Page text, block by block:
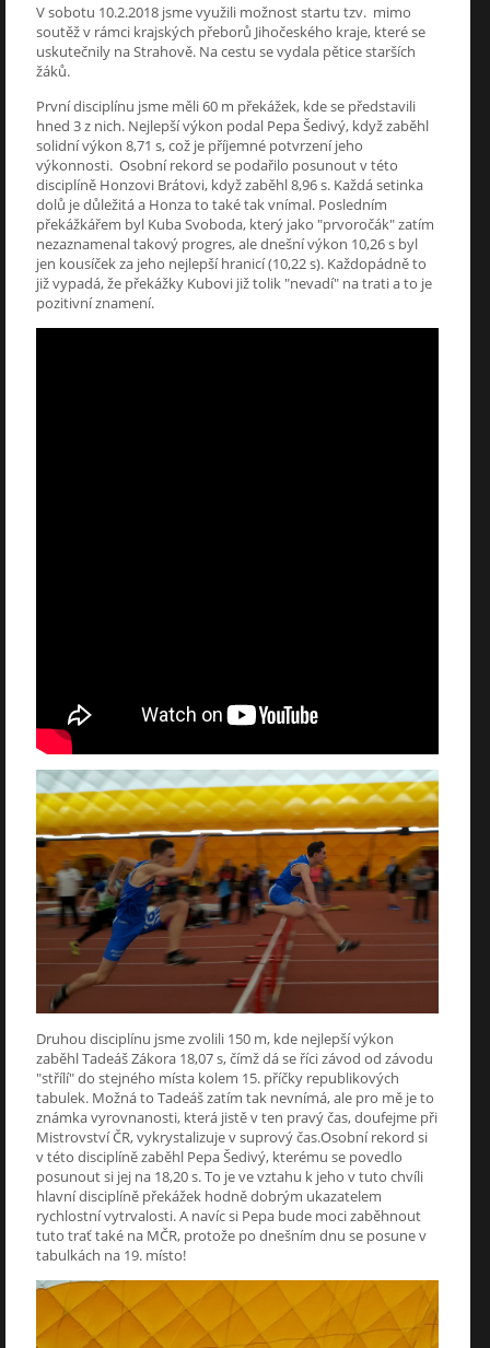
V sobotu 10.2.2018 jsme využili možnost startu tzv. mimo
soutěž v rámci krajských přeborů Jihočeského kraje, které se
uskutečnily na Strahově. Na cestu se vydala pětice starších
žáků.
První disciplínu jsme měli 60 m překážek, kde se představili
hned 3 z nich. Nejlepší výkon podal Pepa Šedivý, když zaběhl
solidní výkon 8,71 s, což je příjemné potvrzení jeho
výkonnosti. Osobní rekord se podařilo posunout v této
disciplíně Honzovi Brátovi, když zaběhl 8,96 s. Každá setinka
dolů je důležitá a Honza to také tak vnímal. Posledním
překážkářem byl Kuba Svoboda, který jako "prvoročák" zatím
nezaznamenal takový progres, ale dnešní výkon 10,26 s byl
jen kousíček za jeho nejlepší hranicí (10,22 s). Každopádně to
již vypadá, že překážky Kubovi již tolik "nevadí" na trati a to je
pozitivní znamení.
Druhou disciplínu jsme zvolili 150 m, kde nejlepší výkon
zaběhl Tadeáš Zákora 18,07 s, čímž dá se říci závod od závodu
"střílí" do stejného místa kolem 15. příčky republikových
tabulek. Možná to Tadeáš zatím tak nevnímá, ale pro mě je to
známka vyrovnanosti, která jistě v ten pravý čas, doufejme při
Mistrovství ČR, vykrystalizuje v suprový čas.Osobní rekord si
v této disciplíně zaběhl Pepa Šedivý, kterému se povedlo
posunout si jej na 18,20 s. To je ve vztahu k jeho v tuto chvíli
hlavní disciplíně překážek hodně dobrým ukazatelem
rychlostní vytrvalosti. A navíc si Pepa bude moci zaběhnout
tuto trať také na MČR, protože po dnešním dnu se posune v
tabulkách na 19. místo!